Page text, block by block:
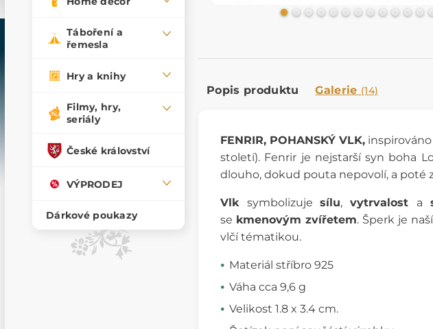
Táboření a
řemesla
Hry a knihy
Filmy, hry,
seriály
České království
VÝPRODEJ
Dárkové poukazy
Popis produktu Galerie (14)
FENRIR, POHANSKÝ VLK,
století). Fenrir je nejstarší syn boha
dlouho, dokud pouta nepovolí, a poté
Vlk symbolizujesílu,vytrvalost a
se kmenovým zvířetem. Šperk je
vlčí tématikou.
Materiál stříbro 925
Váha cca 9,6 g
Velikost 1.8 x 3.4 cm.